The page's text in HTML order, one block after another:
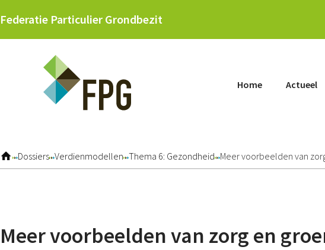
links
navigation
Federatie Particulier Grondbezit
Home Actueel
Dossiers Verdienmodellen Thema 6: Gezondheid Meer voorbeelden van
Meer voorbeelden van zorg en